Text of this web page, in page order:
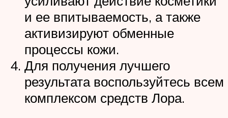
и ее впитываемость, а также
активизируют обменные
процессы кожи.
Для получения лучшего
результата воспользуйтесь всем
комплексом средств Лора.